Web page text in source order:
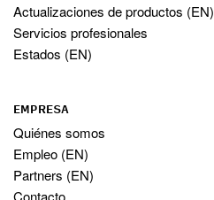
Actualizaciones de productos (EN)
Servicios profesionales
Estados (EN)
EMPRESA
Quiénes somos
Empleo (EN)
Partners (EN)
Contacto